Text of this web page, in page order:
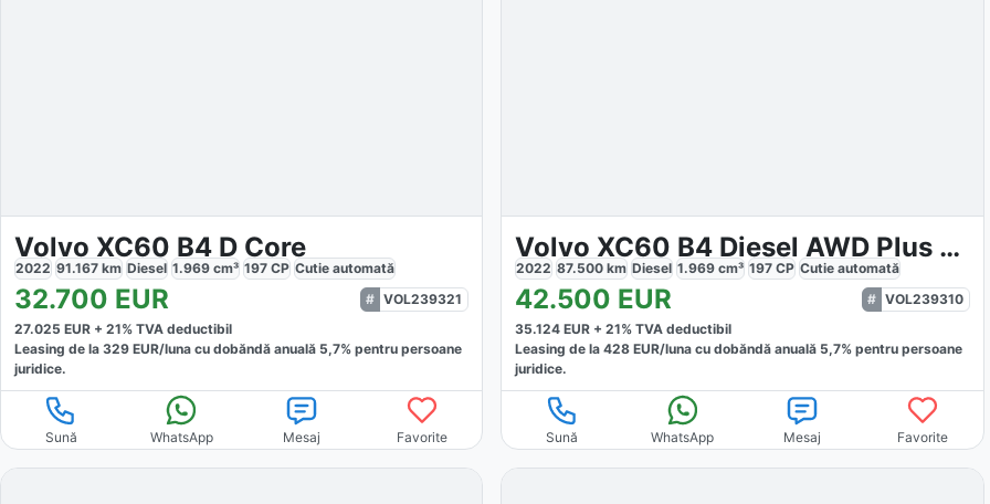
Volvo XC60 B4 D Core
2022 91.167 km Diesel 1.969 cm³ 197 CP Cutie automată
32.700 EUR
VOL239321
27.025 EUR + 21% TVA deductibil
Leasing de la 329 EUR/luna cu dobăndă anuală 5,7% pentru persoane
juridice.
Sună WhatsApp Mesaj Favorite
Volvo XC60 B4 Diesel AWD Plus Dark
2022 87.500 km Diesel 1.969 cm³ 197 CP Cutieautomată
42.500 EUR
VOL239310
35.124 EUR +21% TVA deductibil
Leasing de la428 EUR/luna cu dobăndă anuală 5,7% pentru persoane
juridice.
Sună WhatsApp Mesaj Favorite